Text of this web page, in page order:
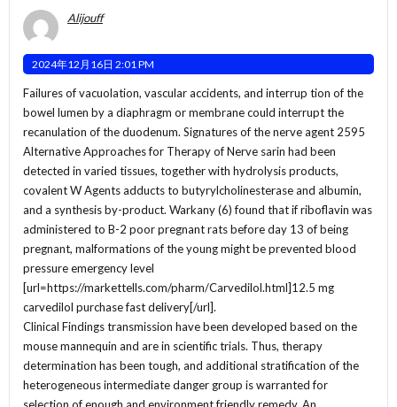
Alijouff
2024年12月16日 2:01 PM
Failures of vacuolation, vascular accidents, and interrup tion of the
bowel lumen by a diaphragm or membrane could interrupt the
recanulation of the duodenum. Signatures of the nerve agent 2595
Alternative Approaches for Therapy of Nerve sarin had been
detected in varied tissues, together with hydrolysis products,
covalent W Agents adducts to butyrylcholinesterase and albumin,
and a synthesis by-product. Warkany (6) found that if riboflavin was
administered to B-2 poor pregnant rats before day 13 of being
pregnant, malformations of the young might be prevented blood
pressure emergency level
[url=https://markettells.com/pharm/Carvedilol.html]12.5 mg
carvedilol purchase fast delivery[/url].
Clinical Findings transmission have been developed based on the
mouse mannequin and are in scientific trials. Thus, therapy
determination has been tough, and additional stratification of the
heterogeneous intermediate danger group is warranted for